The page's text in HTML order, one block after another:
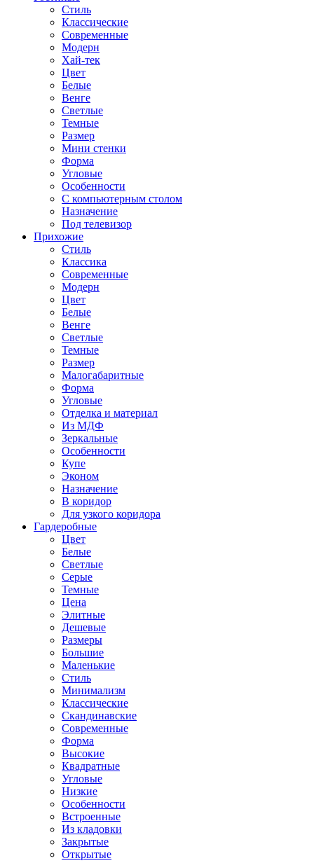
Стиль
Классические
Современные
Модерн
Хай-тек
Цвет
Белые
Венге
Светлые
Темные
Размер
Мини стенки
Форма
Угловые
Особенности
С компьютерным столом
Назначение
Под телевизор
Прихожие
Стиль
Классика
Современные
Модерн
Цвет
Белые
Венге
Светлые
Темные
Размер
Малогабаритные
Форма
Угловые
Отделка и материал
Из МДФ
Зеркальные
Особенности
Купе
Эконом
Назначение
В коридор
Для узкого коридора
Гардеробные
Цвет
Белые
Светлые
Серые
Темные
Цена
Элитные
Дешевые
Размеры
Большие
Маленькие
Стиль
Минимализм
Классические
Скандинавские
Современные
Форма
Высокие
Квадратные
Угловые
Низкие
Особенности
Встроенные
Из кладовки
Закрытые
Открытые